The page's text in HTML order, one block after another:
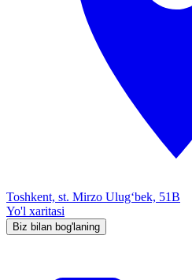
Toshkent, st. Mirzo Ulug‘bek, 51B
Yo'l xaritasi
Biz bilan bog'laning